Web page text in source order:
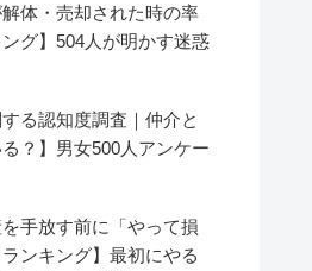
解体・売却された時の率
グ】504人が明かす迷惑
する認知度調査｜仲介と
？】男女500人アンケー
を手放す前に「やって損
ンキング】最初にやる